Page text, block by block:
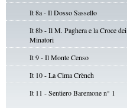
It 8a - Il Dosso Sassello
It 8b - Il M. Paghera e la Croce dei
Minatori
It 9 - Il Monte Censo
It 10 - La Cima Crènch
It 11 - Sentiero Baremone n° 1